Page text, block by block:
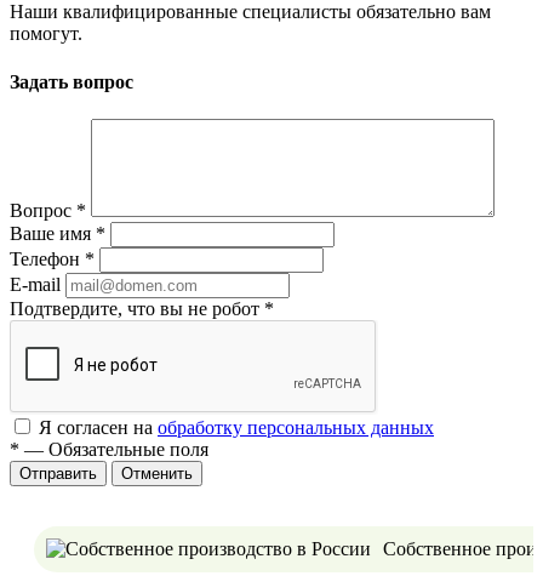
Наши квалифицированные специалисты обязательно вам
помогут.
Задать вопрос
Вопрос *
Ваше имя *
Телефон *
E-mail
Подтвердите, что вы не робот *
Я согласен на обработку персональных данных
* — Обязательные поля
Отменить
Собственное